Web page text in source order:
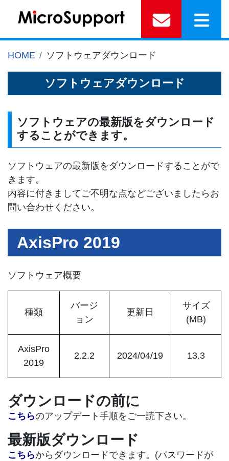
HOME ソフトウェアダウンロード
ソフトウェアダウンロード
ソフトウェアの最新版をダウンロード
することができます。
ソフトウェアの最新版をダウンロードすることがで
きます。
内容に付きましてご不明な点などございましたらお
問い合わせください。
AxisPro 2019
ソフトウェア概要
種類
バージ
ョン
更新日
サイズ
(MB)
AxisPro
2019
2.2.2 2024/04/19 13.3
ダウンロードの前に
こちらのアップデート手順をご一読下さい。
最新版ダウンロード
こちらからダウンロードできます。(パスワードが